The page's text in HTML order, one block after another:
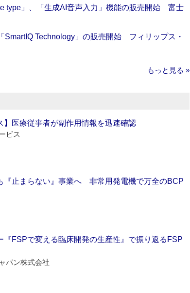
type」、「生成AI音声入力」機能の販売開始 富士
SmartIQ Technology」の販売開始 フィリップス・
もっと見る »
】医療従事者が副作用情報を迅速確認
ビス
『止まらない』事業へ 非常用発電機で万全のBCP
『FSPで変える臨床開発の生産性』で振り返るFSP
パン株式会社